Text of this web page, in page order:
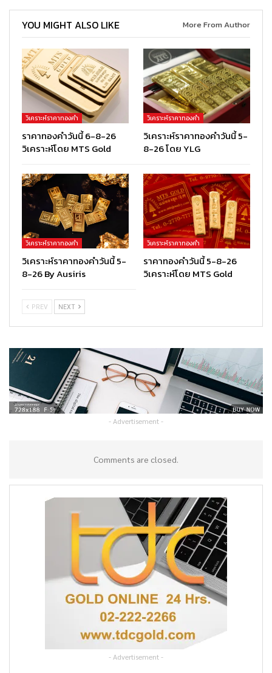
YOU MIGHT ALSO LIKE More From Author
วิเคราะห์ราคาทองคำ
ราคาทองคำวันนี้ 6-8-26
วิเคราะห์โดย MTS Gold
วิเคราะห์ราคาทองคำ
วิเคราะห์ราคาทองคำวันนี้ 5-
8-26 โดย YLG
วิเคราะห์ราคาทองคำ
วิเคราะห์ราคาทองคำวันนี้ 5-
8-26 By Ausiris
วิเคราะห์ราคาทองคำ
ราคาทองคำวันนี้ 5-8-26
วิเคราะห์โดย MTS Gold
PREV NEXT
- Advertisement -
Comments are closed.
- Advertisement -